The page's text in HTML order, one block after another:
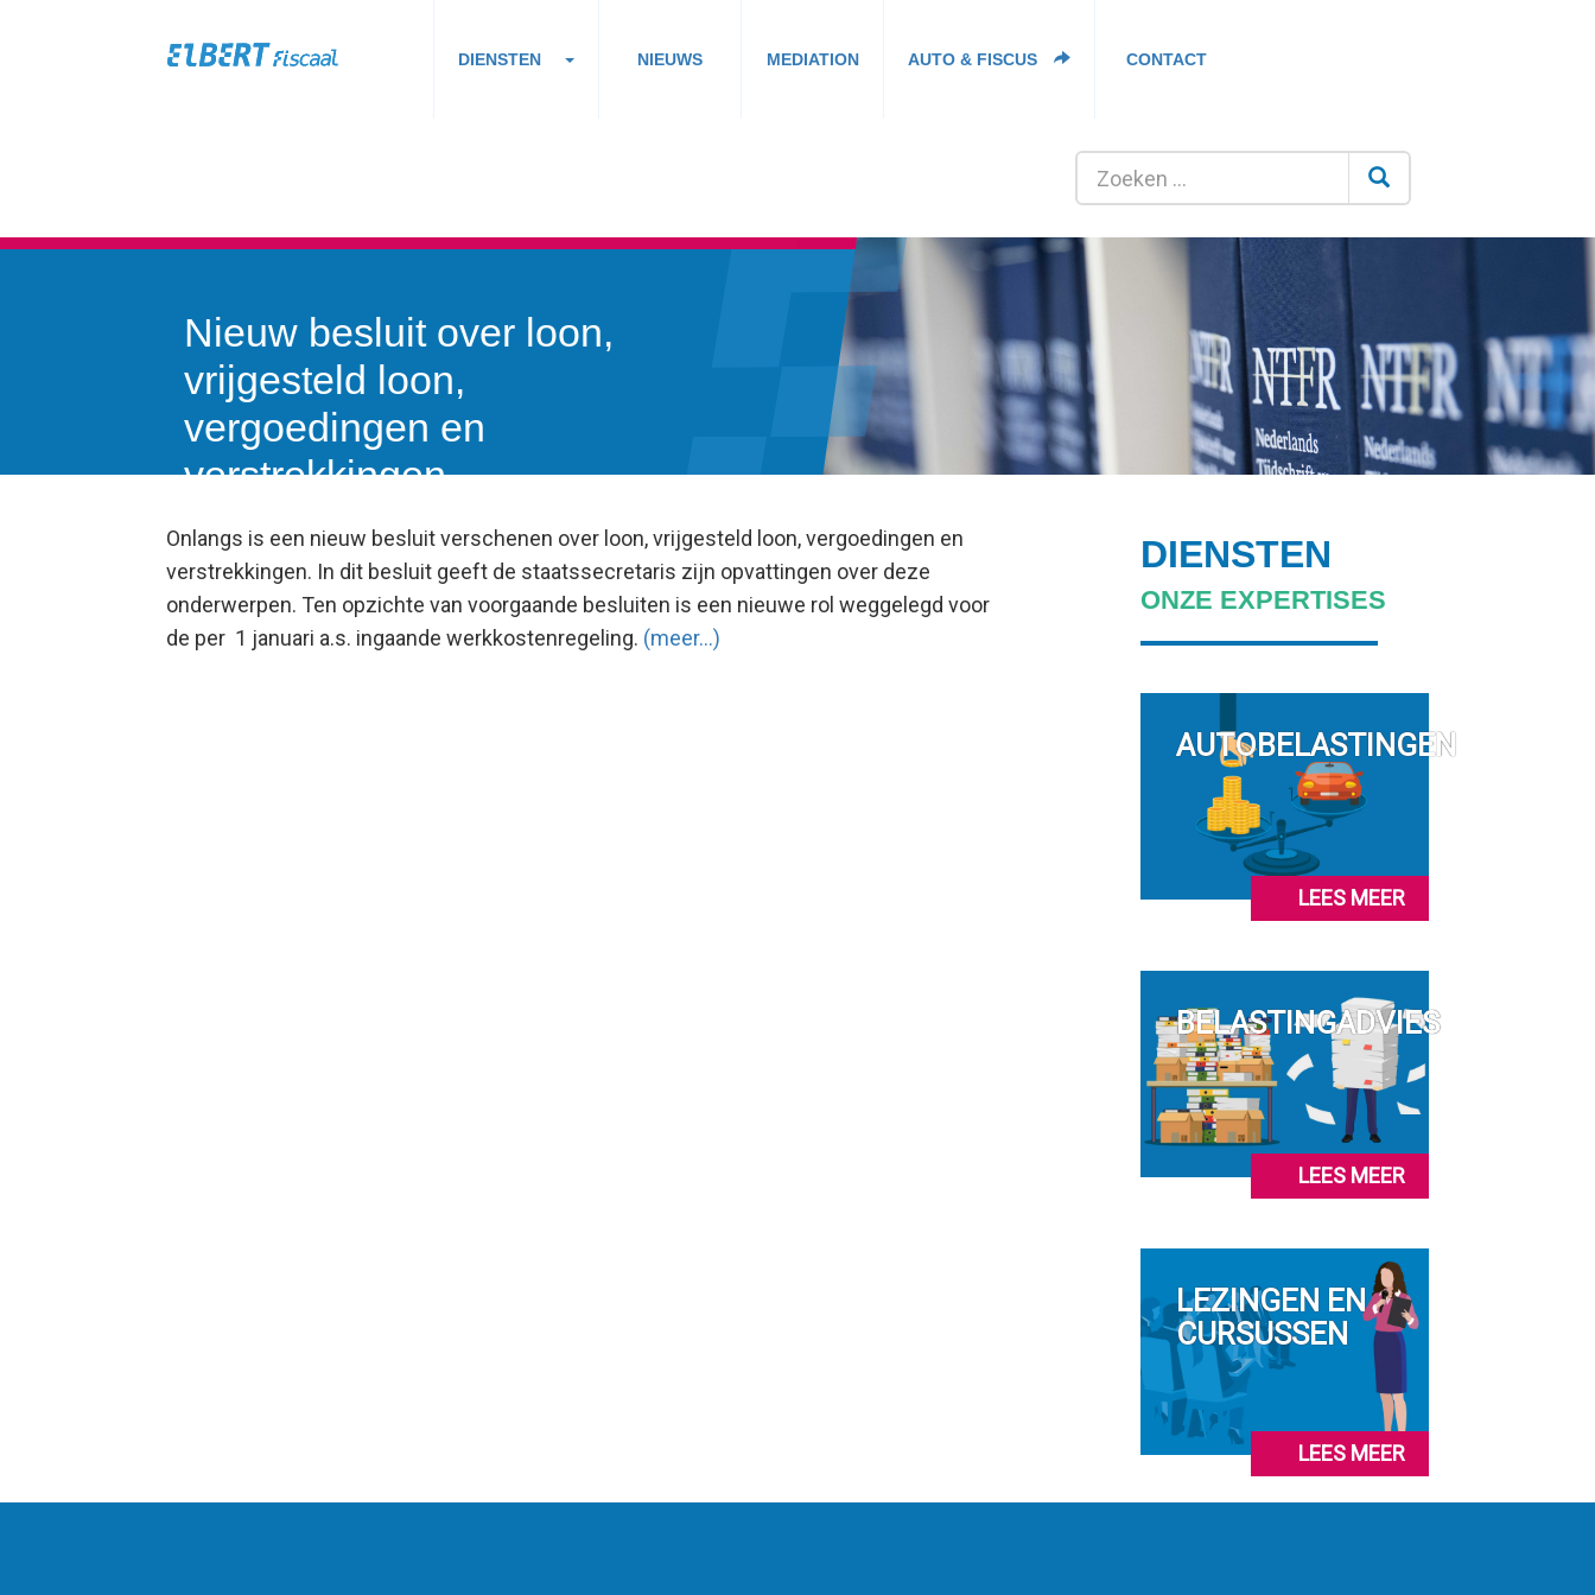
DIENSTEN NIEUWS MEDIATION AUTO & FISCUS CONTACT
Nieuw besluit over loon,
vrijgesteld loon,
vergoedingen en
verstrekkingen
Onlangs is een nieuw besluit verschenen over loon, vrijgesteld loon, vergoedingen en
verstrekkingen. In dit besluit geeft de staatssecretaris zijn opvattingen over deze
onderwerpen. Ten opzichte van voorgaande besluiten is een nieuwe rol weggelegd voor
de per 1 januari a.s. ingaande werkkostenregeling. (meer…)
DIENSTEN
ONZE EXPERTISES
AUTOBELASTINGEN
LEES MEER
BELASTINGADVIES
LEES MEER
LEZINGEN EN
CURSUSSEN
LEES MEER